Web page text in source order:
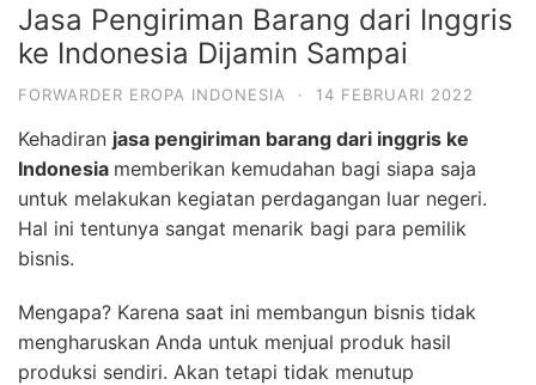
Jasa Pengiriman Barang dari Inggris
ke Indonesia Dijamin Sampai
FORWARDER EROPA INDONESIA · 14 FEBRUARI 2022
Kehadiran jasa pengiriman barang dari inggris ke
Indonesia memberikan kemudahan bagi siapa saja
untuk melakukan kegiatan perdagangan luar negeri.
Hal ini tentunya sangat menarik bagi para pemilik
bisnis.
Mengapa? Karena saat ini membangun bisnis tidak
mengharuskan Anda untuk menjual produk hasil
produksi sendiri. Akan tetapi tidak menutup